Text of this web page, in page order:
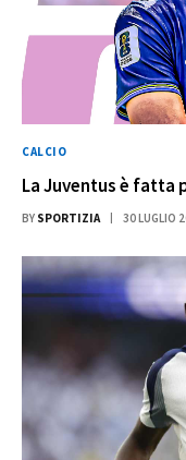
CALCIO
La Juventus è fatta
BY SPORTIZIA 30 LUGLIO